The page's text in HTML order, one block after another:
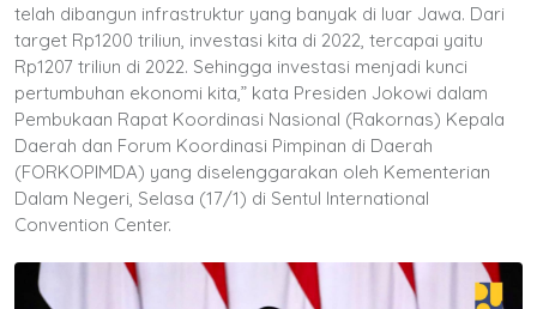
telah dibangun infrastruktur yang banyak di luar Jawa. Dari
target Rp1200 triliun, investasi kita di 2022, tercapai yaitu
Rp1207 triliun di 2022. Sehingga investasi menjadi kunci
pertumbuhan ekonomi kita,” kata Presiden Jokowi dalam
Pembukaan Rapat Koordinasi Nasional (Rakornas) Kepala
Daerah dan Forum Koordinasi Pimpinan di Daerah
(FORKOPIMDA) yang diselenggarakan oleh Kementerian
Dalam Negeri, Selasa (17/1) di Sentul International
Convention Center.